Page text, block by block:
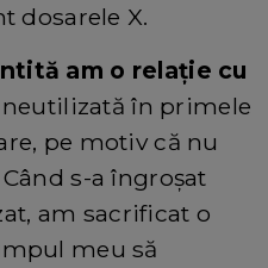
dosarele X.
am o relație cu
în primele
pe motiv că nu
s-a îngroșat
am sacrificat o
meu să